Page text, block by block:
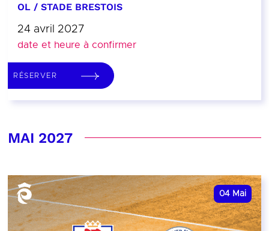
OL / STADE BRESTOIS
24 avril 2027
date et heure à confirmer
RÉSERVER
MAI 2027
04 Mai